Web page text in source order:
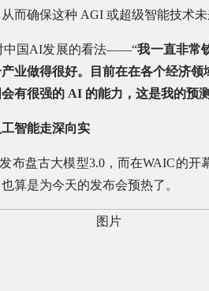
而确保这种 AGI 或超级智能技术
中国AI发展的看法——“我一直非常
业做得很好。目前在在各个经济
有很强的 AI 的能力，这是我的预
智能走深向实
布盘古大模型3.0，而在WAIC的
算是为今天的发布会预热了。